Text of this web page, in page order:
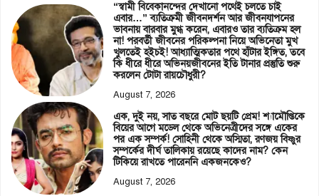
“স্বামী বিবেকানন্দের দেখানো পথেই চলতে চাই
এবার…” ব্যতিক্রমী জীবনদর্শন আর জীবনযাপনের
ভাবনায় বারবার মুগ্ধ করেন, এবারও তার ব্যতিক্রম হল
না! পরবর্তী জীবনের পরিকল্পনা নিয়ে অভিনেতা মুখ
খুলতেই হইচই! আধ্যাত্মিকতার পথে হাঁটার ইঙ্গিত, তবে
কি ধীরে ধীরে অভিনয়জীবনের ইতি টানার প্রস্তুতি শুরু
করলেন টোটা রায়চৌধুরী?
August 7, 2026
এক, দুই নয়, সাত বছরে মোট ছয়টি প্রেম! শ্যামৌপ্তিকে
বিয়ের আগে মডেল থেকে অভিনেত্রীদের সঙ্গে একের
পর এক সম্পর্ক! সোহিনী থেকে অস্মিতা, রণজয় বিষ্ণুর
সম্পর্কের দীর্ঘ তালিকায় রয়েছে কাদের নাম? কেন
টিকিয়ে রাখতে পারেননি একজনকেও?
August 7, 2026